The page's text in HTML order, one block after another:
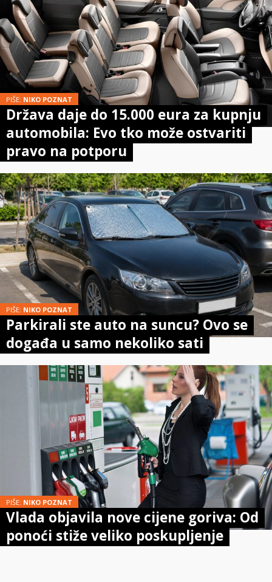
PIŠE: NIKO POZNAT
Država daje do 15.000 eura za kupnju
automobila: Evo tko može ostvariti
pravo na potporu
PIŠE: NIKO POZNAT
Parkirali ste auto na suncu? Ovo se
događa u samo nekoliko sati
PIŠE: NIKO POZNAT
Vlada objavila nove cijene goriva: Od
ponoći stiže veliko poskupljenje